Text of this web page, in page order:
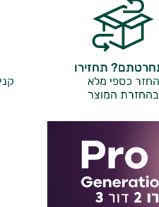
תחזירו
החזר כספי מלא
בהחזרת המוצר